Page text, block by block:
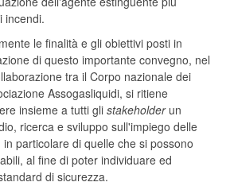
incendi.
le finalità e gli obiettivi posti in
di questo importante convegno, nel
tra il Corpo nazionale dei
Assogasliquidi, si ritiene
insieme a tutti gli stakeholderun
ricerca e sviluppo sull'impiego delle
particolare di quelle che si possono
al fine di poter individuare ed
di sicurezza.